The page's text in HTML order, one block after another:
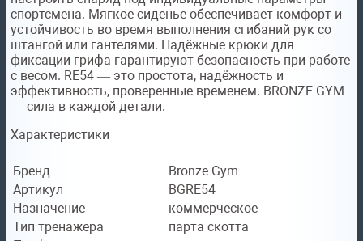
спортсмена. Мягкое сиденье обеспечивает комфорт и
устойчивость во время выполнения сгибаний рук со
штангой или гантелями. Надёжные крюки для
фиксации грифа гарантируют безопасность при работе
с весом. RE54 — это простота, надёжность и
эффективность, проверенные временем. BRONZE GYM
— сила в каждой детали.
Характеристики
Бренд
Bronze Gym
Артикул
BGRE54
Назначение
коммерческое
Тип тренажера
парта скотта